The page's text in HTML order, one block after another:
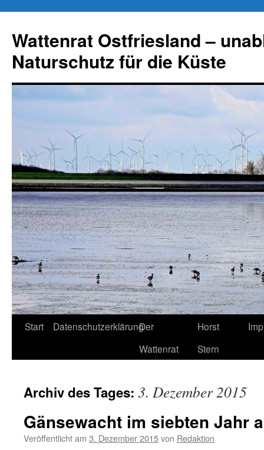
springen
Wattenrat Ostfriesland –
Naturschutz für die Küste
Start DatenschutzerklärungDer
Wattenrat
Horst
Stern
Archiv des Tages: 3. Dezember 2015
Gänsewacht im siebten Jahr
Veröffentlicht am 3. Dezember 2015von Redaktion